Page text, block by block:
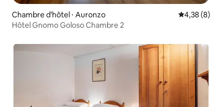
Chambre d'hôtel ⋅ Auronzo Évaluation
4,38 (8)
Hôtel Gnomo Goloso Chambre 2